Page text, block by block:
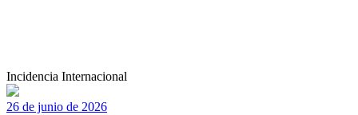
Incidencia Internacional
26 de junio de 2026